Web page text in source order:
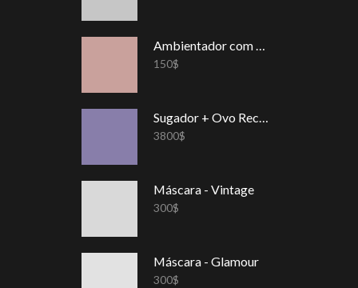
150$
3800$
Máscara - Vintage
300$
Máscara - Glamour
300$